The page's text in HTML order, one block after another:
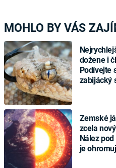
MOHLO BY VÁS
dožene i
Podívejte
zabijácký
Zemské
zcela
Nález
je